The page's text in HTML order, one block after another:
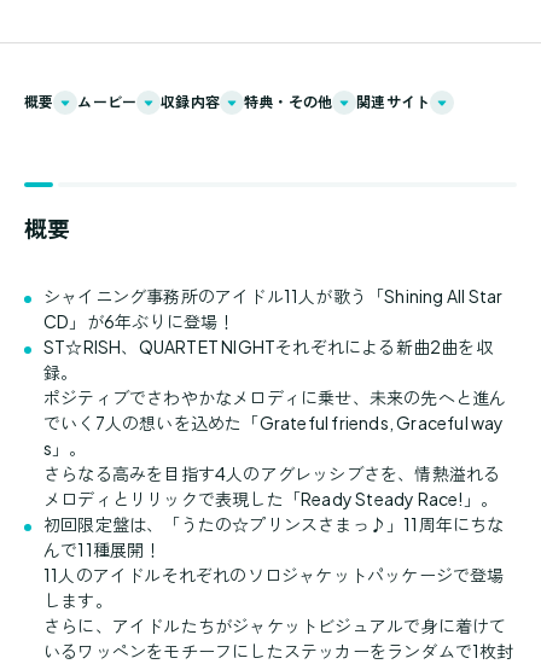
概要 ムービー 収録内容 特典・その他 関連サイト
概要
シャイニング事務所のアイドル11人が歌う「Shining All Star
CD」が6年ぶりに登場！
ST☆RISH、QUARTET NIGHTそれぞれによる新曲2曲を収
録。
ポジティブでさわやかなメロディに乗せ、未来の先へと進ん
でいく7人の想いを込めた「Grateful friends, Graceful way
s」。
さらなる高みを目指す4人のアグレッシブさを、情熱溢れる
メロディとリリックで表現した「Ready Steady Race!」。
初回限定盤は、「うたの☆プリンスさまっ♪」11周年にちな
んで11種展開！
11人のアイドルそれぞれのソロジャケットパッケージで登場
します。
さらに、アイドルたちがジャケットビジュアルで身に着けて
いるワッペンをモチーフにしたステッカーをランダムで1枚封